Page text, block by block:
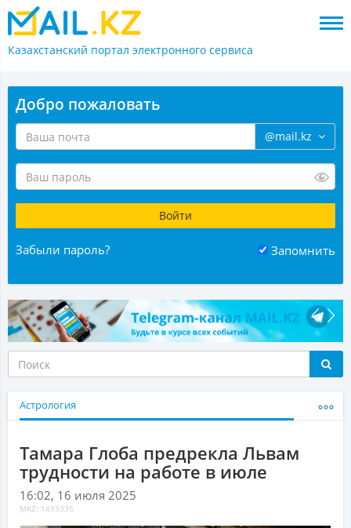
Казахстанский портал электронного сервиса
Добро пожаловать
@mail.kz
Забыли пароль? Запомнить
Астрология
Тамара Глоба предрекла Львам
трудности на работе в июле
16:02, 16 июля 2025
MKZ: 1493335